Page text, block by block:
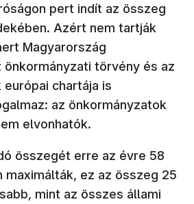
pert indít az összeg
Azért nem tartják
Magyarország
önkormányzati törvény és az
chartája is
az önkormányzatok
elvonhatók.
összegét erre az évre 58
maximálták, ez az összeg 25
mint az összes állami